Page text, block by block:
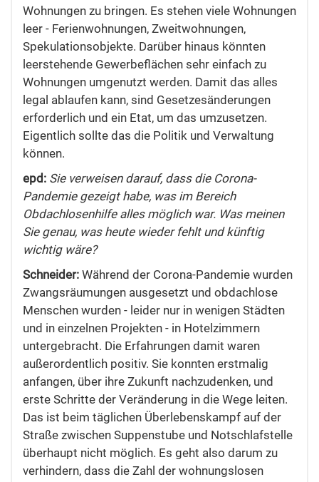
Wohnungen zu bringen. Es stehen viele Wohnungen
leer - Ferienwohnungen, Zweitwohnungen,
Spekulationsobjekte. Darüber hinaus könnten
leerstehende Gewerbeflächen sehr einfach zu
Wohnungen umgenutzt werden. Damit das alles
legal ablaufen kann, sind Gesetzesänderungen
erforderlich und ein Etat, um das umzusetzen.
Eigentlich sollte das die Politik und Verwaltung
können.
epd: Sie verweisen darauf, dass die Corona-
Pandemie gezeigt habe, was im Bereich
Obdachlosenhilfe alles möglich war. Was meinen
Sie genau, was heute wieder fehlt und künftig
wichtig wäre?
Schneider: Während der Corona-Pandemie wurden
Zwangsräumungen ausgesetzt und obdachlose
Menschen wurden - leider nur in wenigen Städten
und in einzelnen Projekten - in Hotelzimmern
untergebracht. Die Erfahrungen damit waren
außerordentlich positiv. Sie konnten erstmalig
anfangen, über ihre Zukunft nachzudenken, und
erste Schritte der Veränderung in die Wege leiten.
Das ist beim täglichen Überlebenskampf auf der
Straße zwischen Suppenstube und Notschlafstelle
überhaupt nicht möglich. Es geht also darum zu
verhindern, dass die Zahl der wohnungslosen